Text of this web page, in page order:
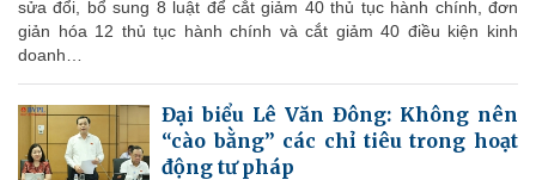
sửa đổi, bổ sung 8 luật để cắt giảm 40 thủ tục hành chính, đơn
giản hóa 12 thủ tục hành chính và cắt giảm 40 điều kiện kinh
doanh…
Đại biểu Lê Văn Đông: Không nên
“cào bằng” các chỉ tiêu trong hoạt
động tư pháp